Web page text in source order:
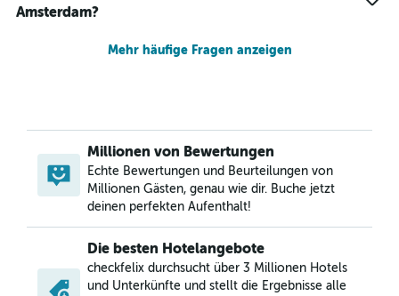
Amsterdam?
Mehr häufige Fragen anzeigen
Millionen von Bewertungen
Echte Bewertungen und Beurteilungen von
Millionen Gästen, genau wie dir. Buche jetzt
deinen perfekten Aufenthalt!
Die besten Hotelangebote
checkfelix durchsucht über 3 Millionen Hotels
und Unterkünfte und stellt die Ergebnisse alle